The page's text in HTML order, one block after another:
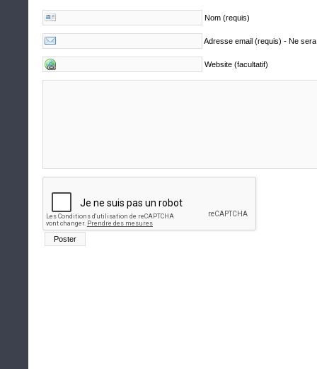
Nom (requis)
Adresse email (requis) - Ne
Website (facultatif)